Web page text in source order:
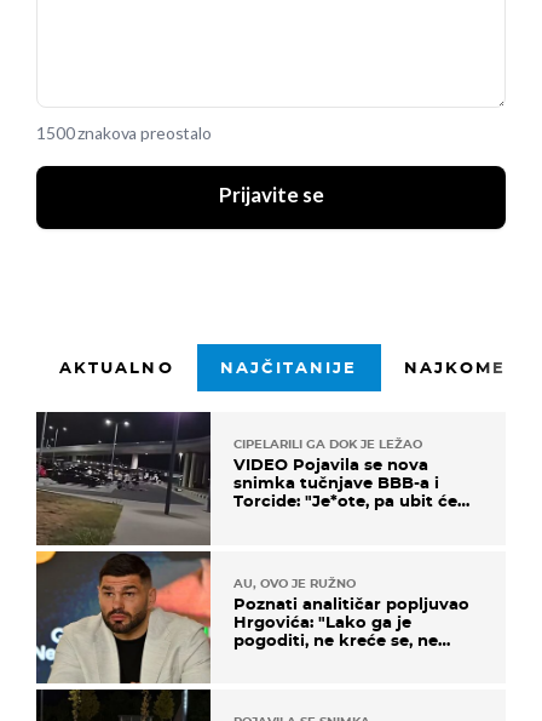
1500 znakova preostalo
Prijavite se
AKTUALNO NAJČITANIJE
CIPELARILI GA DOK JE LEŽAO
VIDEO Pojavila se nova
snimka tučnjave BBB-a i
Torcide: "Je*ote, pa ubit će
AU, OVO JE RUŽNO
Poznati analitičar popljuvao
Hrgovića: "Lako ga je
pogoditi, ne kreće se, ne